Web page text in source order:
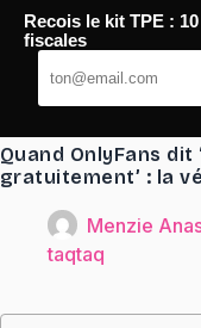
Passer
contenu
TaqTaq
Quand OnlyFans dit
gratuitement’ : la
Menzie
taqtaq
Recois le kit TPE :
fiscales